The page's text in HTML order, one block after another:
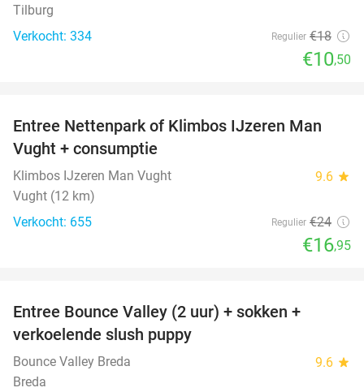
Tilburg
Verkocht: 334
Regulier €18
€10,50
29%
Entree Nettenpark of Klimbos IJzeren Man
Vught + consumptie
Klimbos IJzeren Man Vught 9.6 star
Vught (12 km)
Verkocht: 655
Regulier €24
€16,95
Entree Bounce Valley (2 uur) + sokken +
verkoelende slush puppy
Bounce Valley Breda 9.6 star
Breda